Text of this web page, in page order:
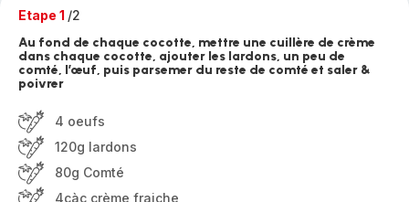
Etape 1 /2
Au fond de chaque cocotte, mettre une cuillère de crème
dans chaque cocotte, ajouter les lardons, un peu de
comté, l’œuf, puis parsemer du reste de comté et saler &
poivrer
4 oeufs
120g lardons
80g Comté
4càc crème fraiche